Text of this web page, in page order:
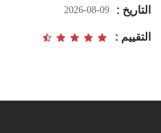
التاريخ : 2026-08-09
التقييم :